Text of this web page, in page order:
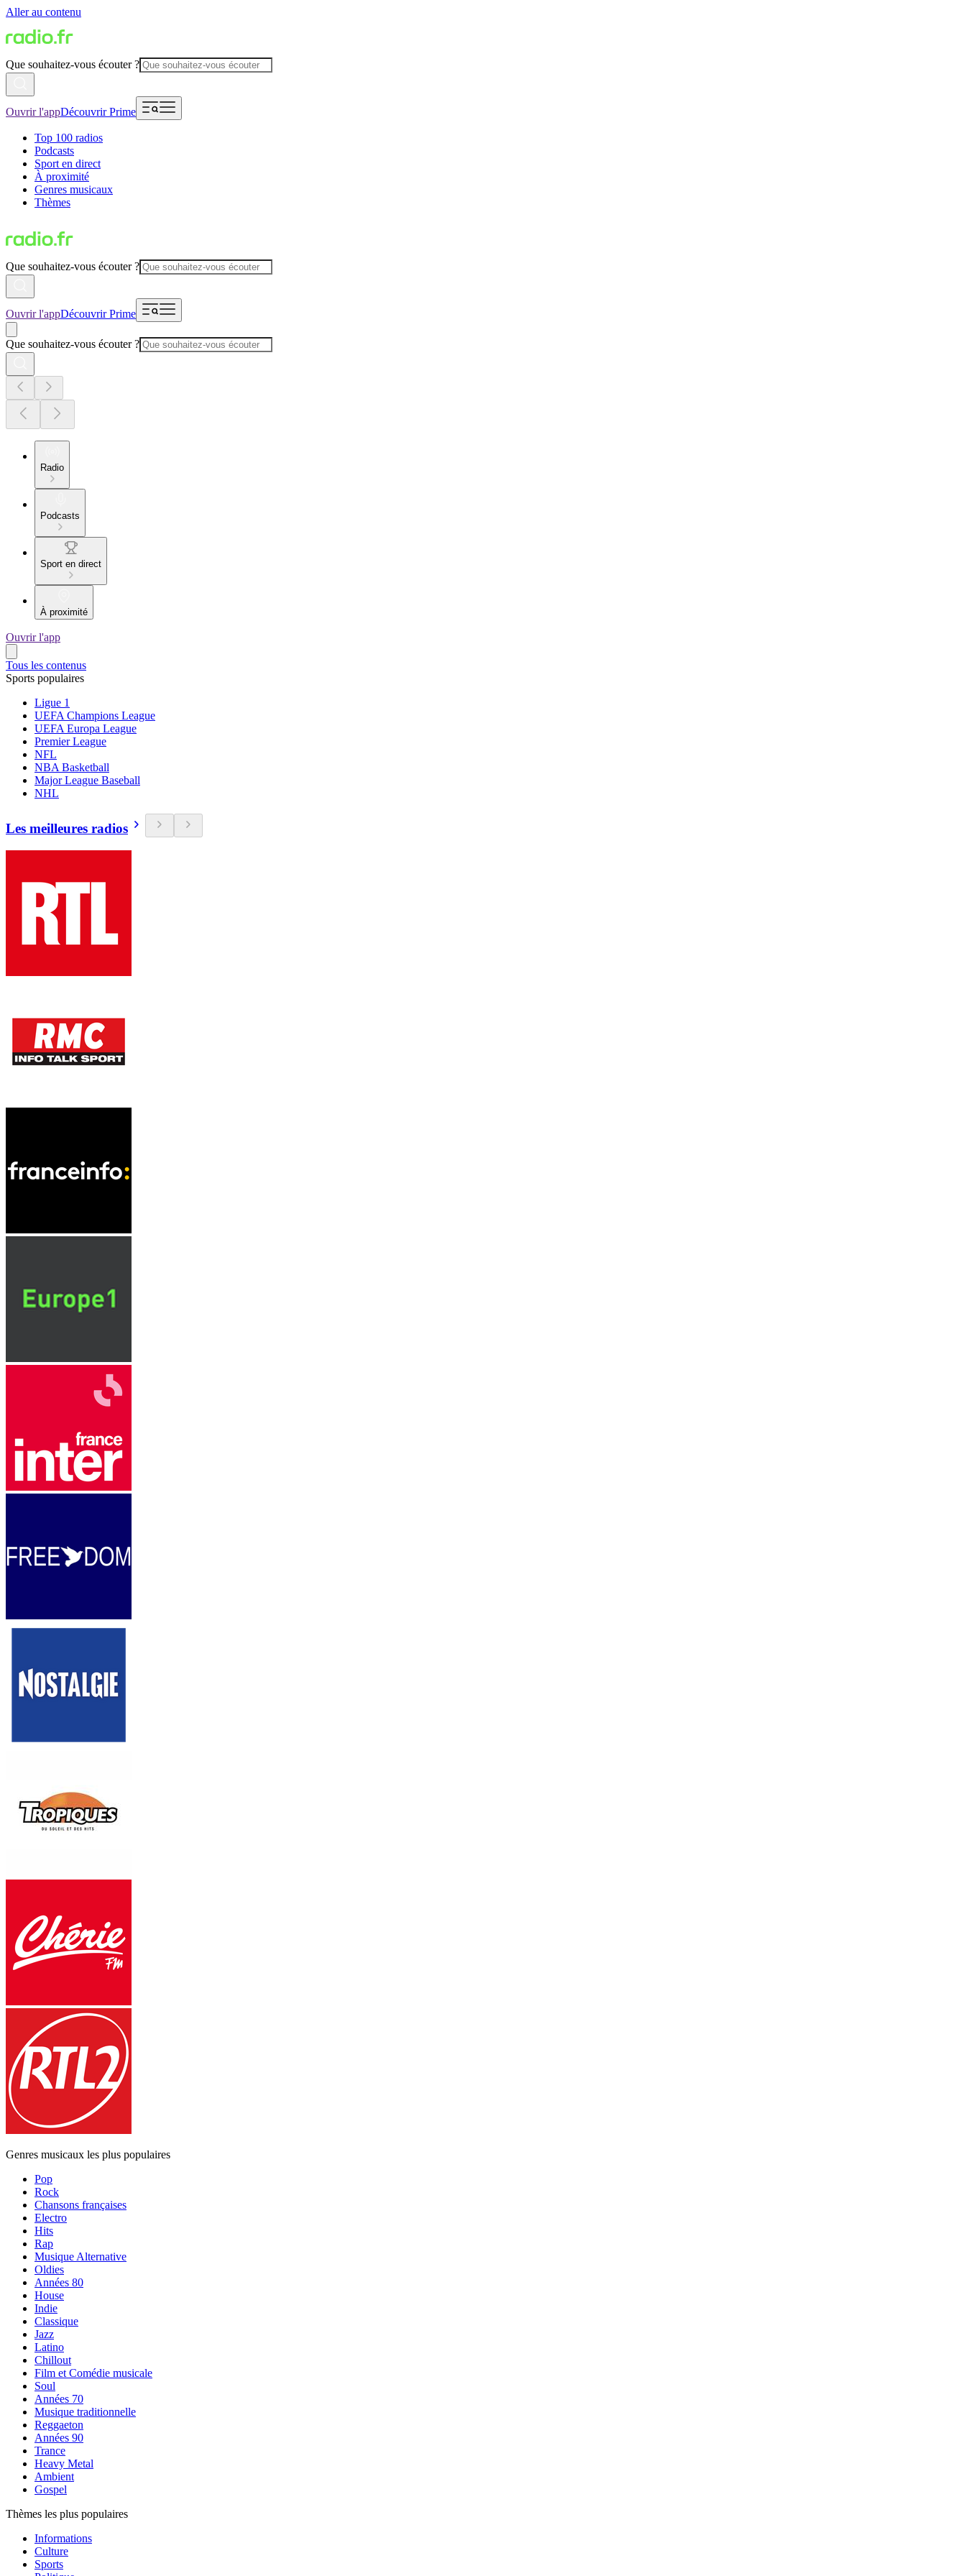
Aller au contenu
Que souhaitez-vous écouter ?
Ouvrir l'appDécouvrir Prime
Top 100 radios
Podcasts
Sport en direct
À proximité
Genres musicaux
Thèmes
Que souhaitez-vous écouter ?
Ouvrir l'appDécouvrir Prime
Que souhaitez-vous écouter ?
Radio
Podcasts
Sport en direct
À proximité
Ouvrir l'app
Tous les contenus
Sports populaires
Ligue 1
UEFA Champions League
UEFA Europa League
Premier League
NFL
NBA Basketball
Major League Baseball
NHL
Les meilleures radios
Genres musicaux les plus populaires
Pop
Rock
Chansons françaises
Electro
Hits
Rap
Musique Alternative
Oldies
Années 80
House
Indie
Classique
Jazz
Latino
Chillout
Film et Comédie musicale
Soul
Années 70
Musique traditionnelle
Reggaeton
Années 90
Trance
Heavy Metal
Ambient
Gospel
Thèmes les plus populaires
Informations
Culture
Sports